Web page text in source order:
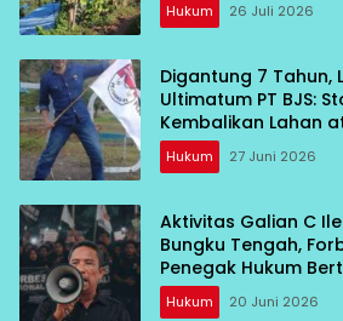
Hukum 26 Juli 2026
Digantung 7 Tahun,
Ultimatum PT BJS:
Kembalikan Lahan
Konsekuensi
Hukum 27 Juni 2026
Aktivitas Galian C
Bungku Tengah,
Penegak Hukum
Hukum 20 Juni 2026